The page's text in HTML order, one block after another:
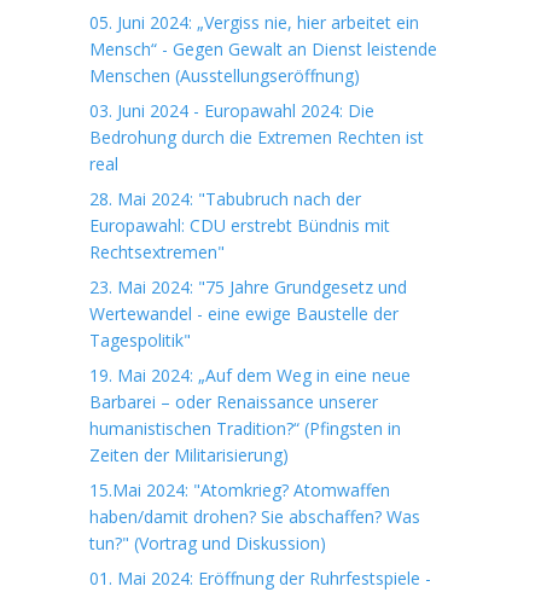
05. Juni 2024: „Vergiss nie, hier arbeitet ein
Mensch“ - Gegen Gewalt an Dienst leistende
Menschen (Ausstellungseröffnung)
03. Juni 2024 - Europawahl 2024: Die
Bedrohung durch die Extremen Rechten ist
real
28. Mai 2024: "Tabubruch nach der
Europawahl: CDU erstrebt Bündnis mit
Rechtsextremen"
23. Mai 2024: "75 Jahre Grundgesetz und
Wertewandel - eine ewige Baustelle der
Tagespolitik"
19. Mai 2024: „Auf dem Weg in eine neue
Barbarei – oder Renaissance unserer
humanistischen Tradition?“ (Pfingsten in
Zeiten der Militarisierung)
15.Mai 2024: "Atomkrieg? Atomwaffen
haben/damit drohen? Sie abschaffen? Was
tun?" (Vortrag und Diskussion)
01. Mai 2024: Eröffnung der Ruhrfestspiele -